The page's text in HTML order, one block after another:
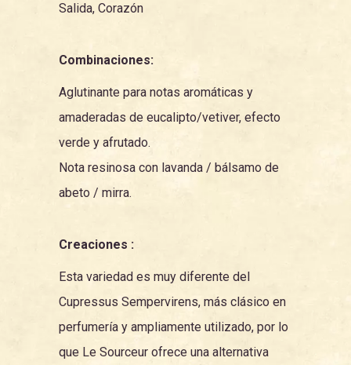
Salida, Corazón
Combinaciones:
Aglutinante para notas aromáticas y
amaderadas de eucalipto/vetiver, efecto
verde y afrutado.
Nota resinosa con lavanda / bálsamo de
abeto / mirra.
Creaciones :
Esta variedad es muy diferente del
Cupressus Sempervirens, más clásico en
perfumería y ampliamente utilizado, por lo
que Le Sourceur ofrece una alternativa